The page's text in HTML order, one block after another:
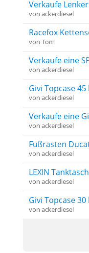
Verkaufe
von ackerdiesel
Racefox
von Tom
Verkaufe eine
von ackerdiesel
Givi Topcase
von ackerdiesel
Verkaufe eine
von ackerdiesel
Fußrasten
von ackerdiesel
LEXIN
von ackerdiesel
Givi Topcase
von ackerdiesel